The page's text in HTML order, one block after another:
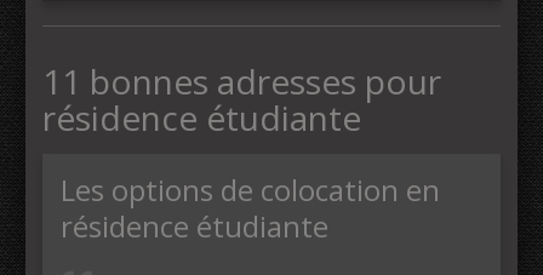
11 bonnes adresses pour
résidence étudiante
Les options de colocation en
résidence étudiante